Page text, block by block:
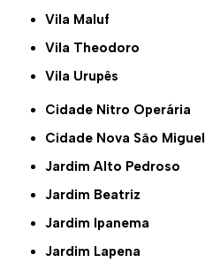
Vila Maluf
Vila Theodoro
Vila Urupês
Cidade Nitro Operária
Cidade Nova São Miguel
Jardim Alto Pedroso
Jardim Beatriz
Jardim Ipanema
Jardim Lapena